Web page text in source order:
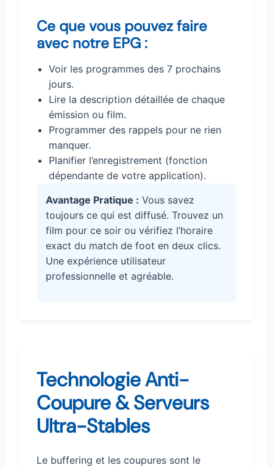
Ce que vous pouvez faire
avec notre EPG :
Voir les programmes des 7 prochains
jours.
Lire la description détaillée de chaque
émission ou film.
Programmer des rappels pour ne rien
manquer.
Planifier l’enregistrement (fonction
dépendante de votre application).
Avantage Pratique : Vous savez
toujours ce qui est diffusé. Trouvez un
film pour ce soir ou vérifiez l’horaire
exact du match de foot en deux clics.
Une expérience utilisateur
professionnelle et agréable.
Technologie Anti-
Coupure & Serveurs
Ultra-Stables
Le buffering et les coupures sont le